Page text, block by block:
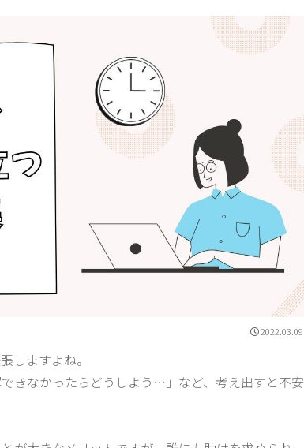
2022.03.09
しますよね。
きなかったらどうしよう…」など、考え出すと不安